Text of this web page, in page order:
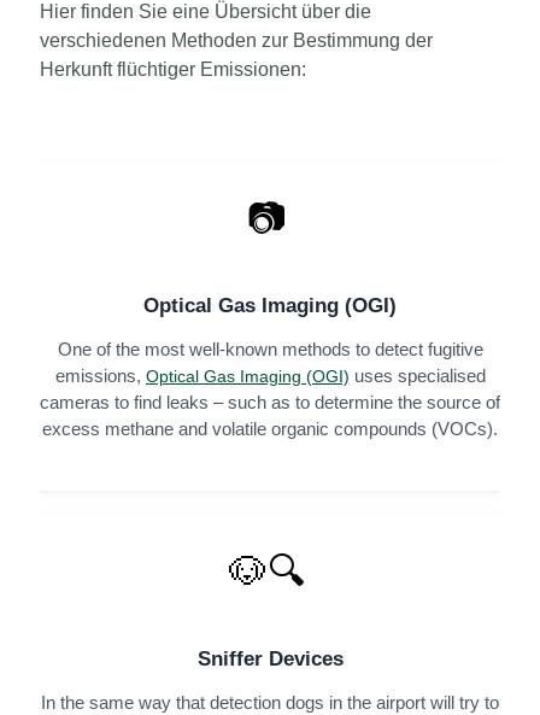
Hier finden Sie eine Übersicht über die
verschiedenen Methoden zur Bestimmung der
Herkunft flüchtiger Emissionen:
📷
Optical Gas Imaging (OGI)
One of the most well-known methods to detect fugitive
emissions, Optical Gas Imaging (OGI) uses specialised
cameras to find leaks – such as to determine the source of
excess methane and volatile organic compounds (VOCs).
🐶🔍
Sniffer Devices
In the same way that detection dogs in the airport will try to